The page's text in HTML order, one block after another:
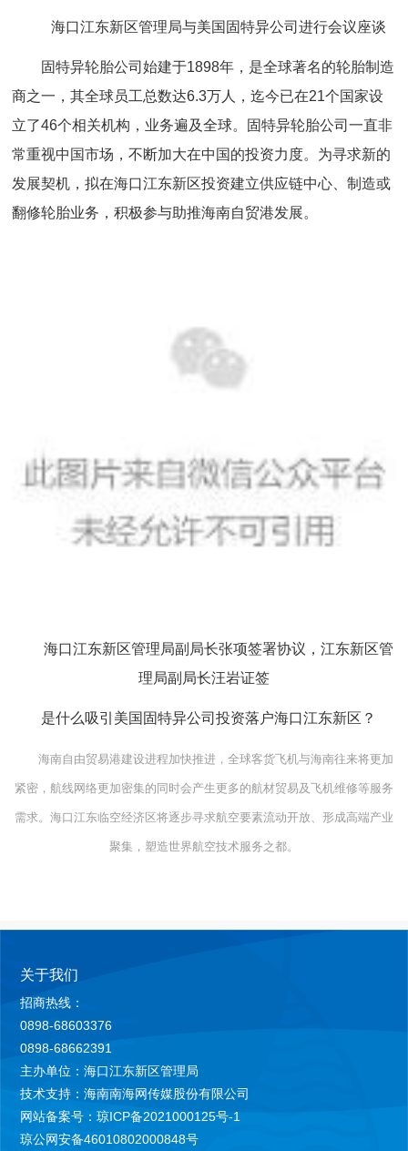
海口江东新区管理局与美国固特异公司进行会议座谈
固特异轮胎公司始建于1898年，是全球著名的轮胎制造
商之一，其全球员工总数达6.3万人，迄今已在21个国家设
立了46个相关机构，业务遍及全球。固特异轮胎公司一直非
常重视中国市场，不断加大在中国的投资力度。为寻求新的
发展契机，拟在海口江东新区投资建立供应链中心、制造或
翻修轮胎业务，积极参与助推海南自贸港发展。
海口江东新区管理局副局长张项签署协议，江东新区管
理局副局长汪岩证签
是什么吸引美国固特异公司投资落户海口江东新区？
海南自由贸易港建设进程加快推进，全球客货飞机与海南往来将更加
紧密，航线网络更加密集的同时会产生更多的航材贸易及飞机维修等服务
需求。海口江东临空经济区将逐步寻求航空要素流动开放、形成高端产业
聚集，塑造世界航空技术服务之都。
关于我们
招商热线：
0898-68603376
0898-68662391
主办单位：海口江东新区管理局
技术支持：海南南海网传媒股份有限公司
网站备案号：琼ICP备2021000125号-1
琼公网安备46010802000848号